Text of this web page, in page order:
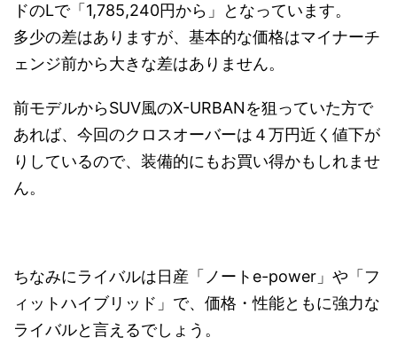
ドのLで「1,785,240円から」となっています。
多少の差はありますが、基本的な価格はマイナーチ
ェンジ前から大きな差はありません。
前モデルからSUV風のX-URBANを狙っていた方で
あれば、今回のクロスオーバーは４万円近く値下が
りしているので、装備的にもお買い得かもしれませ
ん。
ちなみにライバルは日産「ノートe-power」や「フ
ィットハイブリッド」で、価格・性能ともに強力な
ライバルと言えるでしょう。